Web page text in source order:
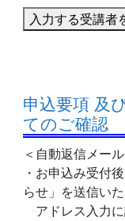
入力する受講者
申込要項 及
てのご確認
＜自動返信メール
・お申込み受付
らせ」を送信い
アドレス入力に